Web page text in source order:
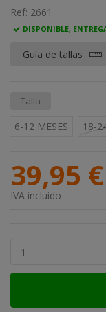
Ref: 2661
DISPONIBLE,
Guía de tallas
Talla
6-12 MESES 18-
39,95 €
IVA incluido